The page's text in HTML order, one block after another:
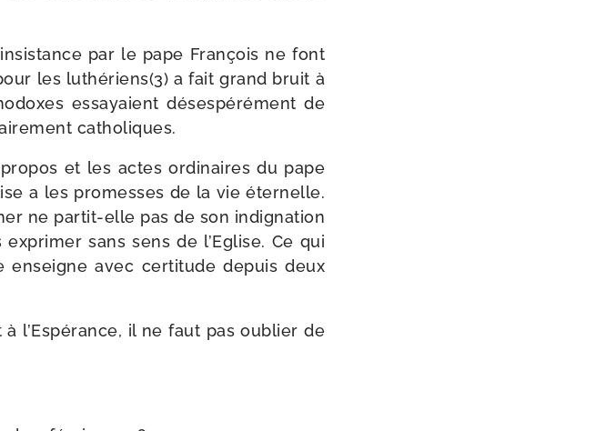
par le pape François ne font
les luthériens(3) a fait grand bruit à
essayaient déses­pé­ré­ment de
catholiques.
et les actes ordi­naires du pape
a les pro­messes de la vie éter­nelle.
ne partit-​elle pas de son indi­gna­tion
sans sens de l’Eglise. Ce qui
avec cer­ti­tude depuis deux
l’Espérance, il ne faut pas oublier de